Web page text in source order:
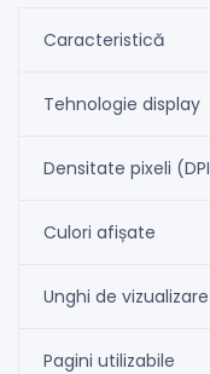
Caracteristică
Tehnologie display
Densitate pixeli
Culori afișate
Unghi de vizualizare
Pagini utilizabile